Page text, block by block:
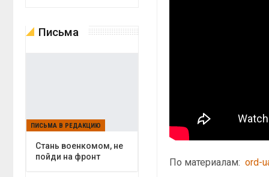
По материалам:ord-
Письма
ПИСЬМА В РЕДАКЦИЮ
Cтань военкомом, не
пойди на фронт